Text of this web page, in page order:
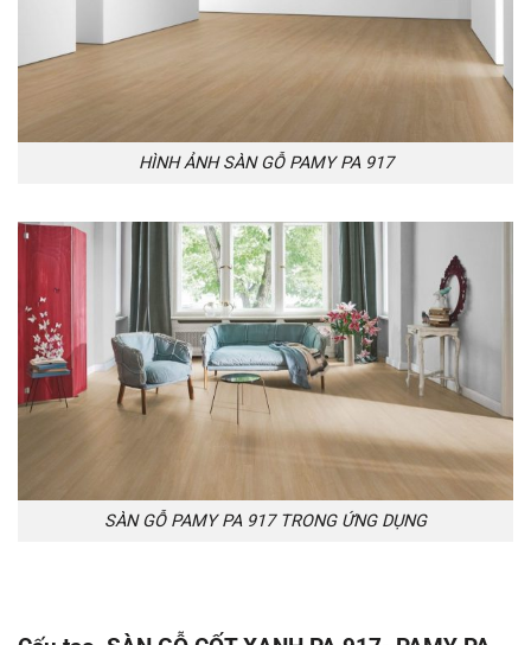
HÌNH ẢNH SÀN GỖ PAMY PA 917
SÀN GỖ PAMY PA 917 TRONG ỨNG DỤNG